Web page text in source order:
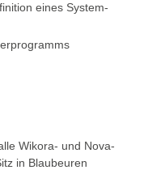
eines System-
Wikora- und Nova-
in Blaubeuren